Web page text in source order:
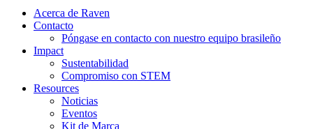
Acerca de Raven
Contacto
Póngase en contacto con nuestro equipo brasileño
Impact
Sustentabilidad
Compromiso con STEM
Resources
Noticias
Eventos
Kit de Marca